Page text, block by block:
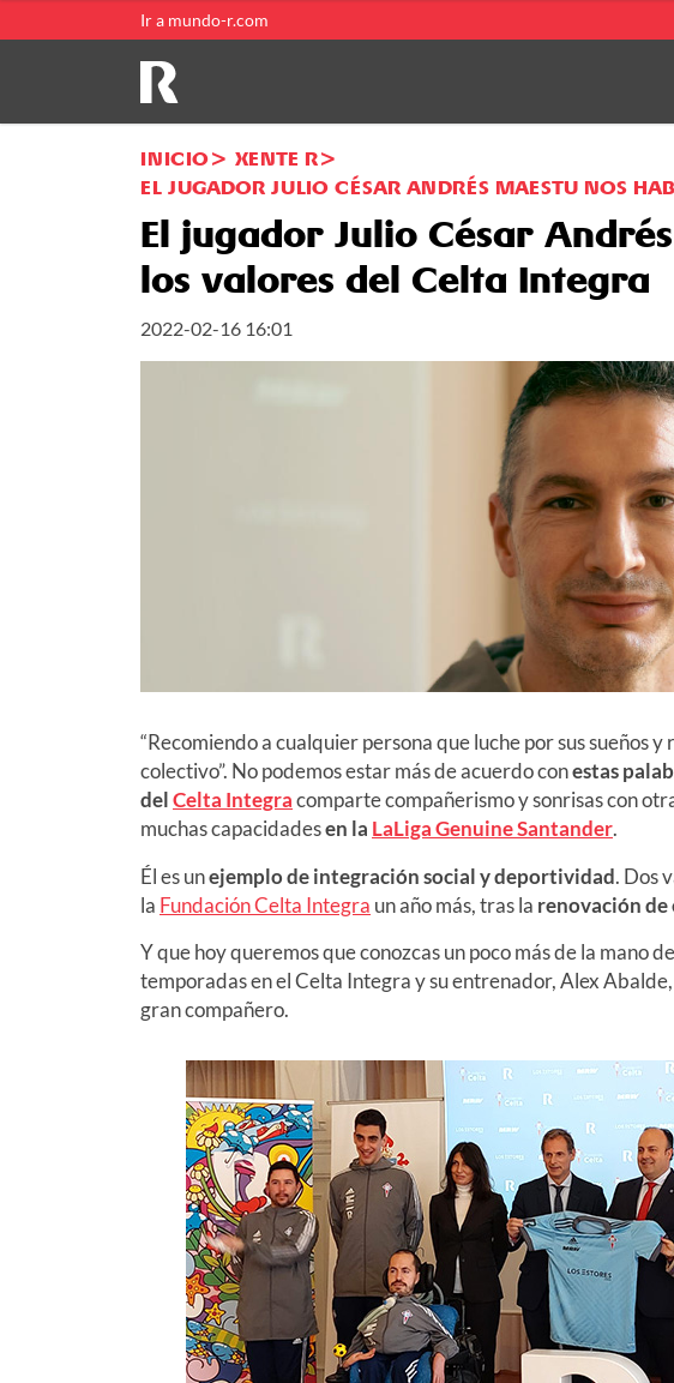
Ir a mundo-r.com
INICIO
XENTE R
EL JUGADOR JULIO CÉSAR ANDRÉS MAESTU NOS
El jugador Julio César
los valores del Celta Integra
2022-02-16 16:01
“Recomiendo a cualquier persona que luche por sus sueños
colectivo”. No podemos estar más de acuerdo conestas
delCelta Integracomparte compañerismo y sonrisas con
muchas capacidadesen la LaLiga Genuine Santander.
Él es unejemplo de integración social y deportividad. Dos
la Fundación Celta Integra un año más, tras la renovación
Y que hoy queremos que conozcas un poco más de la mano
temporadas en el Celta Integra y su entrenador, Alex
gran compañero.